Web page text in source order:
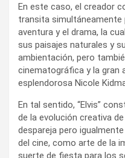
En este caso, el creador
transita
aventura y el drama, la
sus paisajes naturales y
ambientación, pero
cinematográfica y la gran
esplendorosa Nicole
En tal sentido, “Elvis”
de la evolución creativa
despareja pero
del cine, como arte de la
suerte de fiesta para los